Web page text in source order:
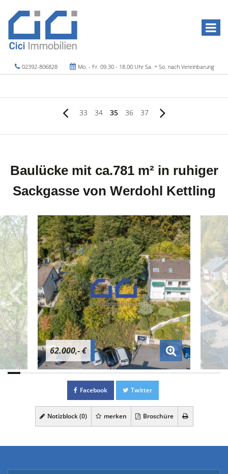
02392-806828 Mo. - Fr. 09.30 - 18.00 Uhr Sa. + So. nach Vereinbarung
33 34 35 36 37
Baulücke mit ca.781 m² in ruhiger
Sackgasse von Werdohl Kettling
62.000,- €
Facebook Twitter
Notizblock (0) merken Broschüre